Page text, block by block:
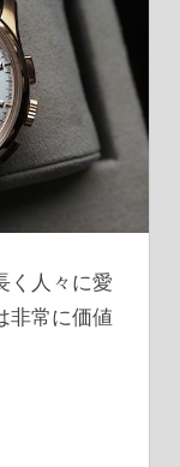
く人々に愛
非常に価値